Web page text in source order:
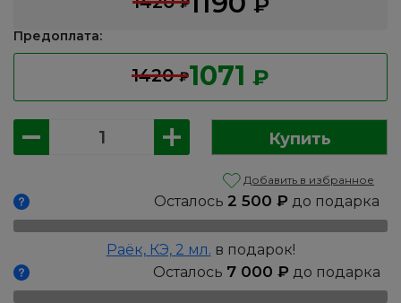
Предоплата:
1420₽1071 ₽
Количество
товара
Балтик,
Р9
Купить
Добавить в избранное
Осталось 2 500 ₽ до подарка
Раёк, КЭ, 2 мл. в подарок!
Осталось 7 000 ₽ до подарка